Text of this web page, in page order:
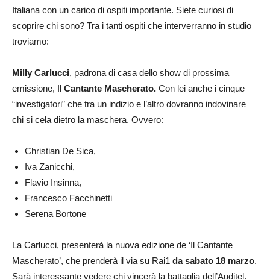
Italiana con un carico di ospiti importante. Siete curiosi di
scoprire chi sono? Tra i tanti ospiti che interverranno in studio
troviamo:
Milly Carlucci, padrona di casa dello show di prossima
emissione, Il Cantante Mascherato. Con lei anche i cinque
“investigatori” che tra un indizio e l’altro dovranno indovinare
chi si cela dietro la maschera. Ovvero:
Christian De Sica,
Iva Zanicchi,
Flavio Insinna,
Francesco Facchinetti
Serena Bortone
La Carlucci, presenterà la nuova edizione de ‘Il Cantante
Mascherato’, che prenderà il via su Rai1 da sabato 18 marzo.
Sarà interessante vedere chi vincerà la battaglia dell’Auditel,